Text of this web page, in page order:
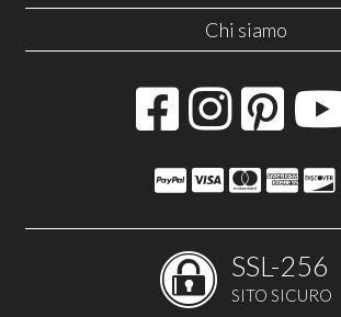
Chi siamo
SSL-256
SITO SICURO